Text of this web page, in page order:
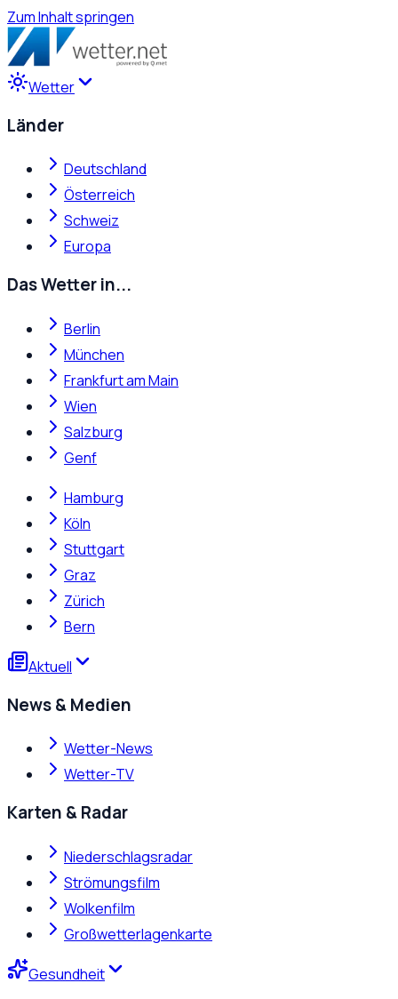
Zum Inhalt springen
Wetter
Länder
Deutschland
Österreich
Schweiz
Europa
Das Wetter in...
Berlin
München
Frankfurt am Main
Wien
Salzburg
Genf
Hamburg
Köln
Stuttgart
Graz
Zürich
Bern
Aktuell
News & Medien
Wetter-News
Wetter-TV
Karten & Radar
Niederschlagsradar
Strömungsfilm
Wolkenfilm
Großwetterlagenkarte
Gesundheit